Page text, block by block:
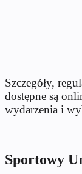
Szczegóły,
dostępne są
wydarzenia i
Sportowy